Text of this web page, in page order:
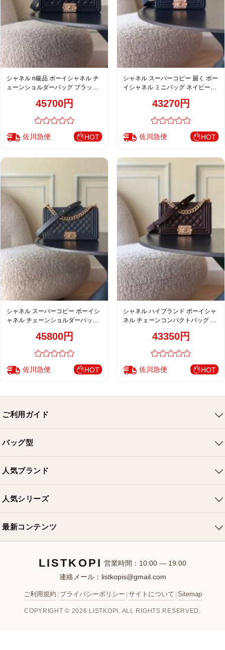
シャネル n級品 ボーイシャネル チ
ェーンショルダーバッグ ブラック
45700円
佐川急便 HOT
シャネル スーパーコピー 届く ボー
イシャネル ミニバッグ ネイビーブ
43270円
佐川急便 HOT
シャネル スーパーコピー ボーイシ
ャネル チェーンショルダーバッグ
人気モデル45800円
佐川急便 HOT
シャネル ハイブランド ボーイシャ
ネル チェーンコンパクトバッグ ダ
43350円
佐川急便 HOT
ご利用ガイド
配送について
返品・交換
お問い合わせ
バッグ型
ショルダーバッグ
クロスボディバッグ
ミニバッグ
バケットバッグ
人気ブランド
シャネルバッグ
ディオールバッグ
人気シリーズ
最新コンテンツ
新着アイテム
ブランドカテゴリ
お客様レビュー
LISTKOPI 営業時間：10:00 — 19:00
連絡メール： listkopis@gmail.com
ご利用規約 プライバシーポリシー サイトについて Sitemap
COPYRIGHT © 2026 LISTKOPI. ALL RIGHTS RESERVED.